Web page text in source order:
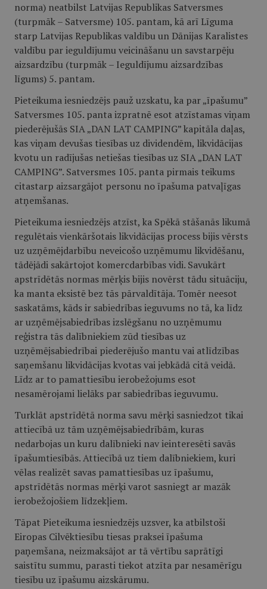
norma) neatbilst Latvijas Republikas Satversmes
(turpmāk – Satversme) 105. pantam, kā arī Līguma
starp Latvijas Republikas valdību un Dānijas Karalistes
valdību par ieguldījumu veicināšanu un savstarpēju
aizsardzību (turpmāk – Ieguldījumu aizsardzības
līgums) 5. pantam.
Pieteikuma iesniedzējs pauž uzskatu, ka par „īpašumu”
Satversmes 105. panta izpratnē esot atzīstamas viņam
piederējušās SIA „DAN LAT CAMPING” kapitāla daļas,
kas viņam devušas tiesības uz dividendēm, likvidācijas
kvotu un radījušas netiešas tiesības uz SIA „DAN LAT
CAMPING”. Satversmes 105. panta pirmais teikums
citastarp aizsargājot personu no īpašuma patvaļīgas
atņemšanas.
Pieteikuma iesniedzējs atzīst, ka Spēkā stāšanās likumā
regulētais vienkāršotais likvidācijas process bijis vērsts
uz uzņēmējdarbību neveicošo uzņēmumu likvidēšanu,
tādējādi sakārtojot komercdarbības vidi. Savukārt
apstrīdētās normas mērķis bijis novērst tādu situāciju,
ka manta eksistē bez tās pārvaldītāja. Tomēr neesot
saskatāms, kāds ir sabiedrības ieguvums no tā, ka līdz
ar uzņēmējsabiedrības izslēgšanu no uzņēmumu
reģistra tās dalībniekiem zūd tiesības uz
uzņēmējsabiedrībai piederējušo mantu vai atlīdzības
saņemšanu likvidācijas kvotas vai jebkādā citā veidā.
Līdz ar to pamattiesību ierobežojums esot
nesamērojami lielāks par sabiedrības ieguvumu.
Turklāt apstrīdētā norma savu mērķi sasniedzot tikai
attiecībā uz tām uzņēmējsabiedrībām, kuras
nedarbojas un kuru dalībnieki nav ieinteresēti savās
īpašumtiesībās. Attiecībā uz tiem dalībniekiem, kuri
vēlas realizēt savas pamattiesības uz īpašumu,
apstrīdētās normas mērķi varot sasniegt ar mazāk
ierobežojošiem līdzekļiem.
Tāpat Pieteikuma iesniedzējs uzsver, ka atbilstoši
Eiropas Cilvēktiesību tiesas praksei īpašuma
paņemšana, neizmaksājot ar tā vērtību saprātīgi
saistītu summu, parasti tiekot atzīta par nesamērīgu
tiesību uz īpašumu aizskārumu.